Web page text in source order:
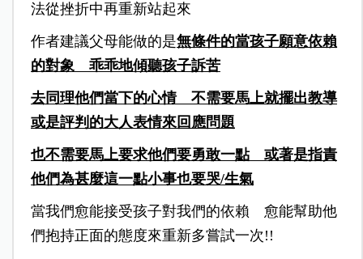
法從挫折中再重新站起來
作者建議父母能做的是無條件的當孩子願意依賴
的對象 乖乖地傾聽孩子訴苦
去同理他們當下的心情 不需要馬上就擺出教導
或是評判的大人表情來回應問題
也不需要馬上要求他們要勇敢一點 或著是指責
他們為甚麼這一點小事也要哭/生氣
當我們愈能接受孩子對我們的依賴 愈能幫助他
們抱持正面的態度來重新多嘗試一次!!